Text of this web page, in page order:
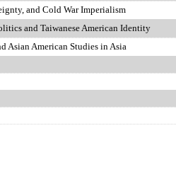
and Cold War Imperialism
and Taiwanese American Identity
Asian American Studies in Asia